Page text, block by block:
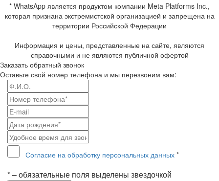
* WhatsApp является продуктом компании Meta Platforms Inc.,
которая признана экстремистской организацией и запрещена на
территории Российской Федерации
Информация и цены, представленные на сайте, являются
справочными и не являются публичной офертой
Заказать обратный звонок
Оставьте свой номер телефона и мы перезвоним вам:
Согласие на обработку персональных данных *
* – обязательные поля выделены звездочкой